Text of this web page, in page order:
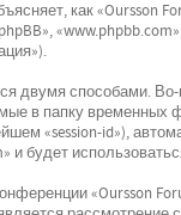
как «Oursson
двумя способами.
в папку временных
«session-id»),
и будет
«Oursson